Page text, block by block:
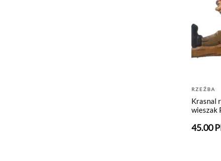
RZEŹBA
Krasnal
wieszak
45.00